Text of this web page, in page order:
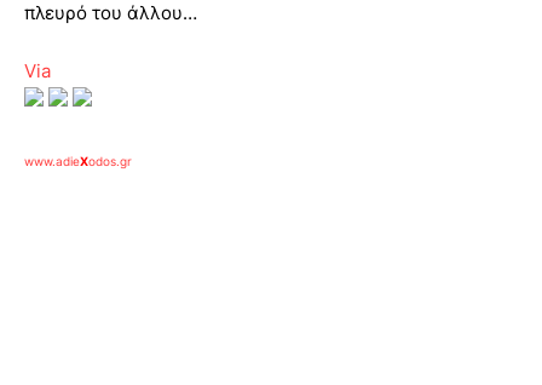
πλευρό του άλλου…
Via
www.adieXodos.gr